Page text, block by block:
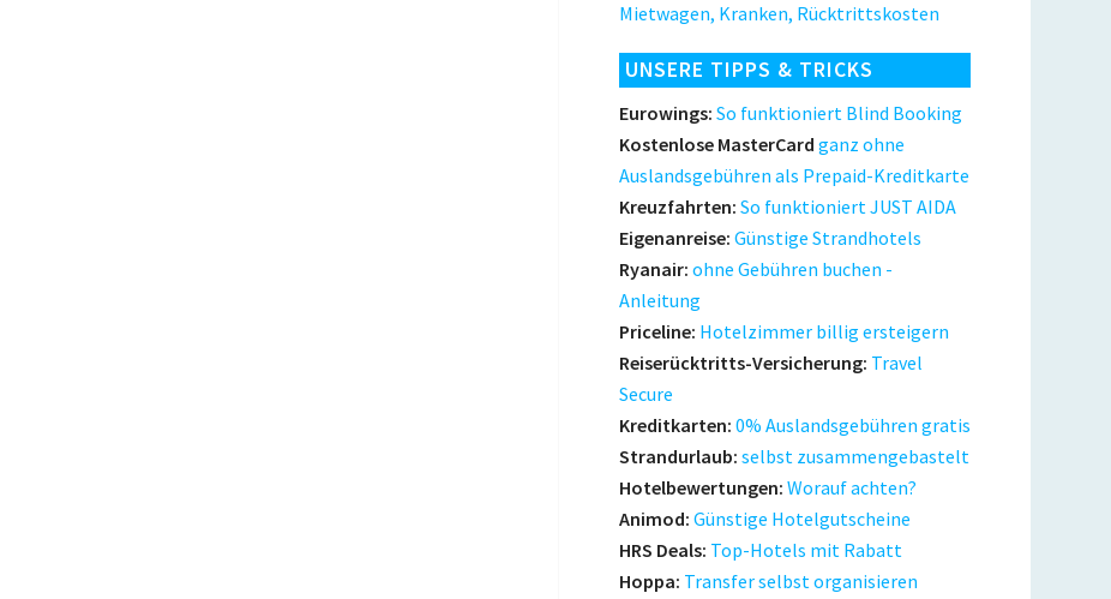
Mietwagen, Kranken, Rücktrittskosten
UNSERE TIPPS & TRICKS
Eurowings: So funktioniert Blind Booking
Kostenlose MasterCard ganz ohne
Auslandsgebühren als Prepaid-Kreditkarte
Kreuzfahrten: So funktioniert JUST AIDA
Eigenanreise: Günstige Strandhotels
Ryanair: ohne Gebühren buchen -
Anleitung
Priceline: Hotelzimmer billig ersteigern
Reiserücktritts-Versicherung: Travel
Secure
Kreditkarten: 0% Auslandsgebühren gratis
Strandurlaub: selbst zusammengebastelt
Hotelbewertungen: Worauf achten?
Animod: Günstige Hotelgutscheine
HRS Deals: Top-Hotels mit Rabatt
Hoppa: Transfer selbst organisieren